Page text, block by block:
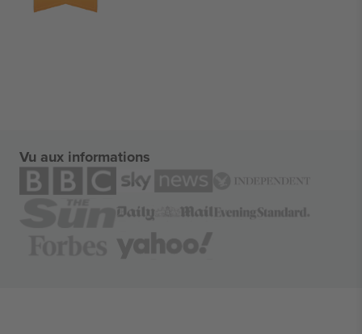
Vu aux informations